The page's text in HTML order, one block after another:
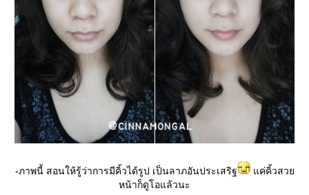
-ภาพนี้ สอนให้รู้ว่าการมีคิ้วได้รูป เป็นลาภอันประเสริฐ
ค่คิ้วสว
หน้าก็ดูโอแล้วนะ